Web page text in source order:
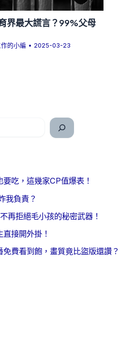
界最大謊言？99%父母
的小編 • 2025-03-23
吃，這幾家CP值爆表！
我負責？
再拒絕毛小孩的秘密武器！
接開外掛！
費看到飽，畫質竟比盜版還讚？